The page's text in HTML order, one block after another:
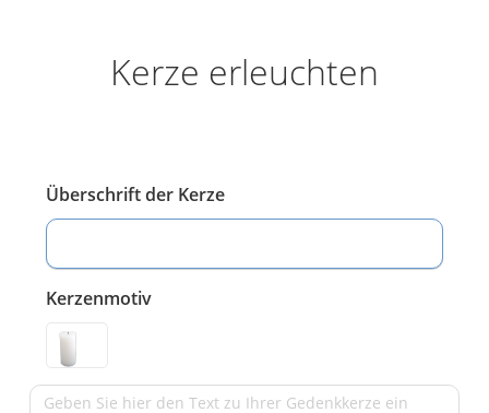
Kerze erleuchten
Überschrift der Kerze
Kerzenmotiv